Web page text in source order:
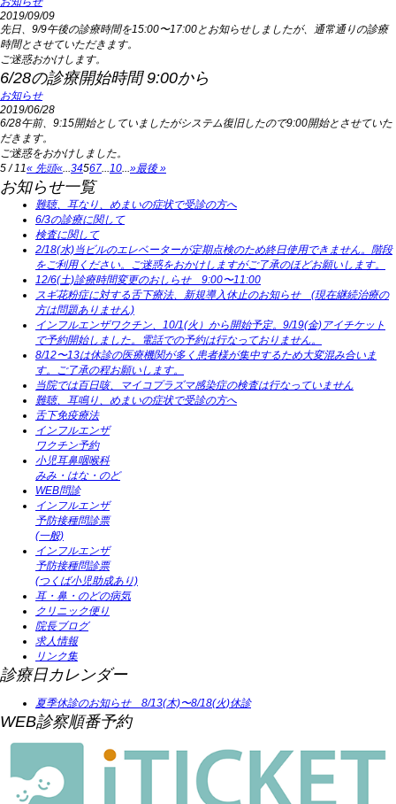
2019/09/09
先日、9/9午後の診療時間を15:00〜17:00とお知らせしましたが、通常通りの診療
時間とさせていただきます。
ご迷惑おかけします。
6/28の診療開始時間 9:00から
お知らせ
2019/06/28
6/28午前、9:15開始としていましたがシステム復旧したので9:00開始とさせていた
だきます。
ご迷惑をおかけしました。
5 / 11« 先頭«...34567...10...»最後 »
お知らせ一覧
難聴、耳なり、めまいの症状で受診の方へ
6/3の診療に関して
検査に関して
2/18(水)当ビルのエレベーターが定期点検のため終日使用できません。階段
をご利用ください。ご迷惑をおかけしますがご了承のほどお願いします。
12/6(土)診療時間変更のおしらせ 9:00〜11:00
スギ花粉症に対する舌下療法、新規導入休止のお知らせ (現在継続治療の
方は問題ありません)
インフルエンザワクチン、10/1(火）から開始予定。9/19(金)アイチケット
で予約開始しました。電話での予約は行なっておりません。
8/12〜13は休診の医療機関が多く患者様が集中するため大変混み合いま
す。ご了承の程お願いします。
当院では百日咳、マイコプラズマ感染症の検査は行なっていません
難聴、耳鳴り、めまいの症状で受診の方へ
舌下免疫療法
インフルエンザ
ワクチン予約
小児耳鼻咽喉科
みみ・はな・のど
WEB問診
インフルエンザ
予防接種問診票
(一般)
インフルエンザ
予防接種問診票
(つくば小児助成あり)
耳・鼻・のどの病気
クリニック便り
院長ブログ
求人情報
リンク集
診療日カレンダー
夏季休診のお知らせ 8/13(木)〜8/18(火)休診
WEB診察順番予約